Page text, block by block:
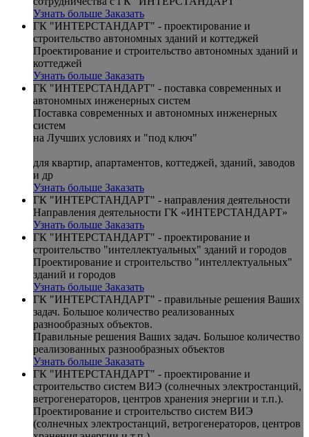
Узнать больше Заказать
ГК "ИНТЕРСТАНДАРТ" - проектирование и
строительство автономных зданий и коттеджей
Проектирование и строительство автономных зданий и
коттеджей
Узнать больше Заказать
ГК "ИНТЕРСТАНДАРТ" - поставка современных и
автономных инженерных систем
Поставка современных и автономных инженерных
систем
на Лучших условиях и "под ключ"
для квартир, апартаментов, коттеджей, зданий, заводов
и др
Узнать больше Заказать
ГК "ИНТЕРСТАНДАРТ" - направления деятельности
Направления деятельности ГК «ИНТЕРСТАНДАРТ»
Узнать больше Заказать
ГК "ИНТЕРСТАНДАРТ" - проектирование и
строительство "интеллектуальных" зданий и городов
Проектирование и строительство "интеллектуальных"
зданий и городов
Узнать больше Заказать
ГК "ИНТЕРСТАНДАРТ" - правильные решения Ваших
задач. Большое количество реализованных
разнообразных объектов.
Правильные решения Ваших задач. Большое количество
реализованных разнообразных объектов
Узнать больше Заказать
ГК "ИНТЕРСТАНДАРТ" - проектирование и
строительство систем ВИЭ (солнечных электростанций,
ветрогенераторов, центров хранения энергии и т.п.).
Проектирование и строительство систем ВИЭ
(солнечных электростанций, ветрогенераторов, центров